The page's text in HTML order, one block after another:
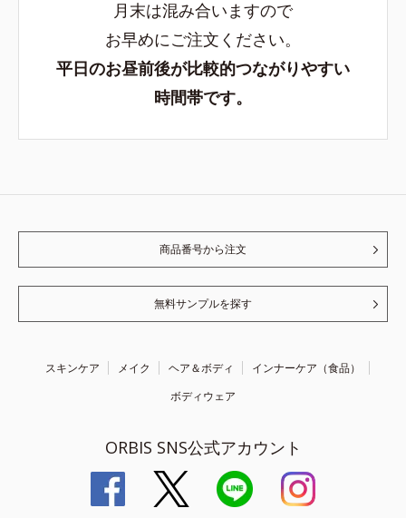
月末は混み合いますので
お早めにご注文ください。
平日のお昼前後が比較的つながりやすい
時間帯です。
商品番号から注文
無料サンプルを探す
スキンケア メイク ヘア＆ボディ
インナーケア（食品）
ボディウェア
ORBIS SNS公式アカウント